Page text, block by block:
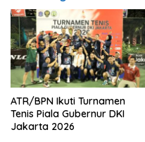
ATR/BPN Ikuti Turnamen
Tenis Piala Gubernur DKI
Jakarta 2026